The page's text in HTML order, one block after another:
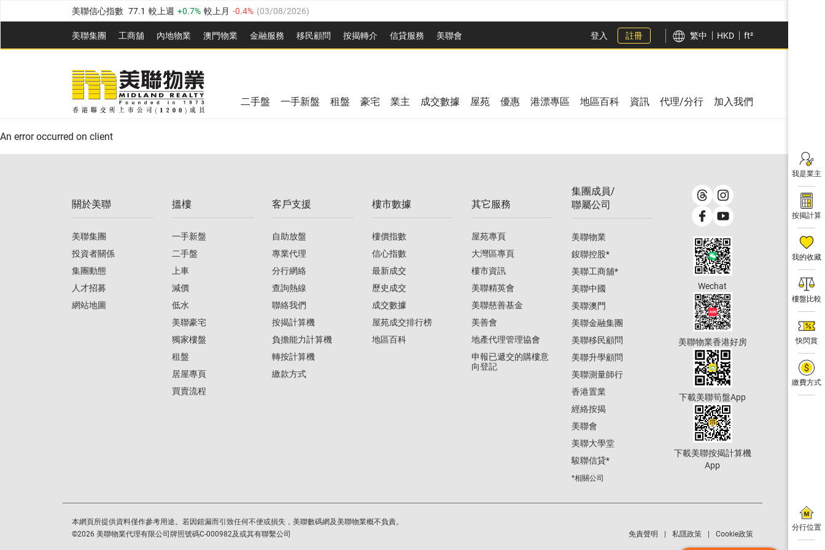
美聯信心指數 77.1 較上週 0.7% 較上月 -0.4% (03/08/2026)
全港樓價指數 149.1 較上週 0% 較上月 0.4% (03/08/2026)
港島樓價指數 157.4 較上週 -0.3% 較上月 -0.8% (03/08/2026)
九龍樓價指數 156.4 較上週 -0.1%
新界樓價指數 134.8 較上週 0.1% 0.9% 03/08/2026
美聯信心指數 77.1 較上週 0.7% 較上月
美聯集團 工商舖 內地物業 澳門物業 金融服務 移民顧問 按揭轉介 信貸服務 美聯會
全港樓價指數 149.1 較上週 0% 較上月
美聯信心指數 較上週 0.7% 03/08/2026)
登入 註冊 繁中 HKD ft²
我是業主
按揭計算
我的收藏
樓盤比較
快閃賞
繳費方式
分行位置
二手盤 一手新盤 租盤 豪宅 業主 成交數據 屋苑 優惠 港漂專區 地區百科 資訊 代理/分行 加入我們
An error occurred on client
關於美聯
美聯集團
投資者關係
集團動態
人才招募
網站地圖
搵樓
一手新盤
二手盤
上車
減價
低水
美聯豪宅
獨家樓盤
租盤
居屋專頁
買賣流程
客戶支援
自助放盤
專業代理
分行網絡
查詢熱線
聯絡我們
按揭計算機
負擔能力計算機
轉按計算機
繳款方式
樓市數據
樓價指數
信心指數
最新成交
歷史成交
成交數據
屋苑成交排行榜
地區百科
其它服務
屋苑專頁
大灣區專頁
樓市資訊
美聯精英會
美聯慈善基金
美善會
地產代理管理協會
申報已遞交的購樓意
向登記
集團成員/
聯屬公司
美聯物業
鋑聯控股*
美聯工商舖*
美聯中國
美聯澳門
美聯金融集團
美聯移民顧問
美聯升學顧問
美聯測量師行
香港置業
經絡按揭
美聯會
美聯大學堂
駿聯信貸*
*相關公司
Wechat
美聯物業香港好房
下載美聯筍盤App
下載美聯按揭計算機
App
本網頁所提供資料僅作參考用途。若因錯漏而引致任何不便或損失，美聯數碼網及美聯物業概不負責。
©2026 美聯物業代理有限公司牌照號碼C-000982及或其有聯繫公司 免責聲明 私隱政策 Cookie政策